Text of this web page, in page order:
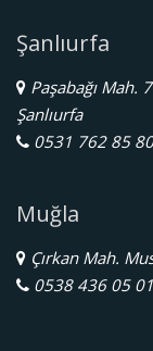
Şanlıurfa
Paşabağı Mah.
Şanlıurfa
0531 762 85 80
Muğla
Çırkan Mah.
0538 436 05 01